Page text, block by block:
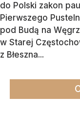
do Polski zakon
Pierwszego
pod Budą na
w Starej
z Błeszna...